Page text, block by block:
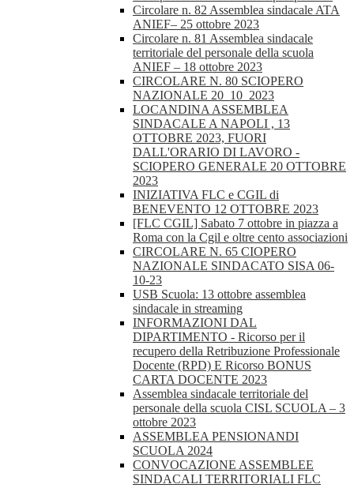
Circolare n. 82 Assemblea sindacale ATA
ANIEF– 25 ottobre 2023
Circolare n. 81 Assemblea sindacale
territoriale del personale della scuola
ANIEF – 18 ottobre 2023
CIRCOLARE N. 80 SCIOPERO
NAZIONALE 20_10_2023
LOCANDINA ASSEMBLEA
SINDACALE A NAPOLI , 13
OTTOBRE 2023, FUORI
DALL'ORARIO DI LAVORO -
SCIOPERO GENERALE 20 OTTOBRE
2023
INIZIATIVA FLC e CGIL di
BENEVENTO 12 OTTOBRE 2023
[FLC CGIL] Sabato 7 ottobre in piazza a
Roma con la Cgil e oltre cento associazioni
CIRCOLARE N. 65 CIOPERO
NAZIONALE SINDACATO SISA 06-
10-23
USB Scuola: 13 ottobre assemblea
sindacale in streaming
INFORMAZIONI DAL
DIPARTIMENTO - Ricorso per il
recupero della Retribuzione Professionale
Docente (RPD) E Ricorso BONUS
CARTA DOCENTE 2023
Assemblea sindacale territoriale del
personale della scuola CISL SCUOLA – 3
ottobre 2023
ASSEMBLEA PENSIONANDI
SCUOLA 2024
CONVOCAZIONE ASSEMBLEE
SINDACALI TERRITORIALI FLC